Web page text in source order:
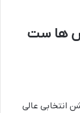
ها ست
انتخابی عالی